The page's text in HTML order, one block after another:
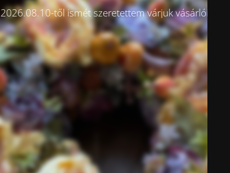
2026.08.10-től ismét szeretettem várjuk vásárlóinkat.